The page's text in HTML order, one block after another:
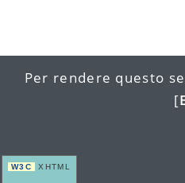
Per rendere questo
[
W3C XHTML